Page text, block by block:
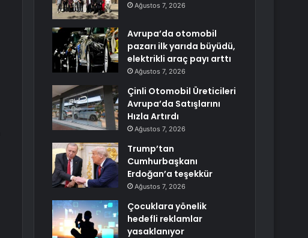
Ağustos 7, 2026
Avrupa’da otomobil
pazarı ilk yarıda büyüdü,
elektrikli araç payı arttı
Ağustos 7, 2026
Çinli Otomobil Üreticileri
Avrupa’da Satışlarını
Hızla Artırdı
Ağustos 7, 2026
Trump’tan
Cumhurbaşkanı
Erdoğan’a teşekkür
Ağustos 7, 2026
Çocuklara yönelik
hedefli reklamlar
yasaklanıyor